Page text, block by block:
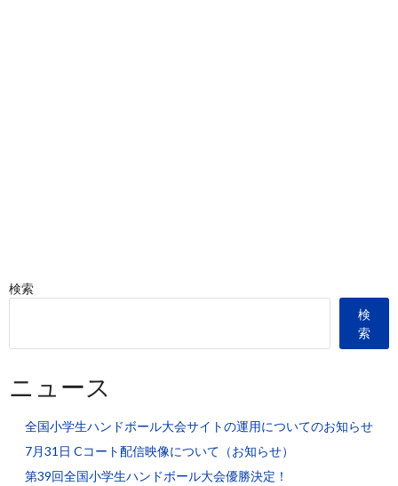
検索
検
索
ニュース
全国小学生ハンドボール大会サイトの運用についてのお知らせ
7月31日 Cコート配信映像について（お知らせ）
第39回全国小学生ハンドボール大会優勝決定！